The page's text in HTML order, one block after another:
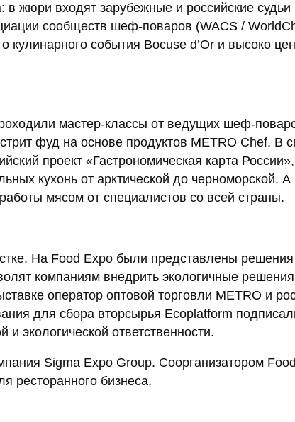
в жюри входят зарубежные и российские судьи
сообществ шеф-поваров (WACS /
кулинарного события Bocuse d’Or и высоко
мастер-классы от ведущих шеф-
фуд на основе продуктов METRO Chef. В
проект «Гастрономическая карта
кухонь от арктической до черноморской. А
мясом от специалистов со всей страны.
На Food Expo были представлены
компаниям внедрить экологичные
оператор оптовой торговли METRO и
для сбора вторсырья Ecoplatform
экологической ответственности.
Sigma Expo Group. Соорганизатором
ресторанного бизнеса.